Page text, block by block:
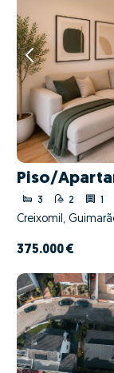
Piso/
3 2 1
Creixomil,
375.000 €